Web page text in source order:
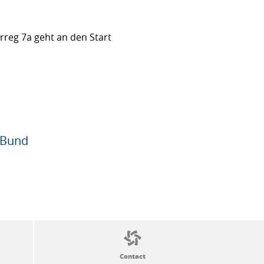
7a geht an den Start